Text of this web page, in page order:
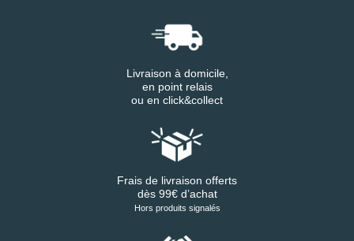
Livraison à domicile,
en point relais
ou en click&collect
Frais de livraison offerts
dès 99€ d’achat
Hors produits signalés